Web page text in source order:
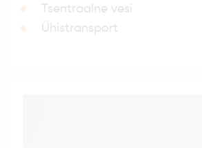
Tsentraalne vesi
Ühistransport